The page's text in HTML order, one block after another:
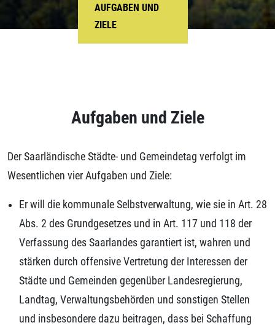
AUFGABEN UND
ZIELE
Aufgaben und Ziele
Der Saarländische Städte- und Gemeindetag verfolgt im
Wesentlichen vier Aufgaben und Ziele:
Er will die kommunale Selbstverwaltung, wie sie in Art. 28
Abs. 2 des Grundgesetzes und in Art. 117 und 118 der
Verfassung des Saarlandes garantiert ist, wahren und
stärken durch offensive Vertretung der Interessen der
Städte und Gemeinden gegenüber Landesregierung,
Landtag, Verwaltungsbehörden und sonstigen Stellen
und insbesondere dazu beitragen, dass bei Schaffung